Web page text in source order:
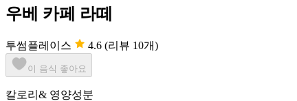
우베 카페 라떼
투썸플레이스 4.6 (리뷰 10개)
이 음식 좋아요
칼로리& 영양성분